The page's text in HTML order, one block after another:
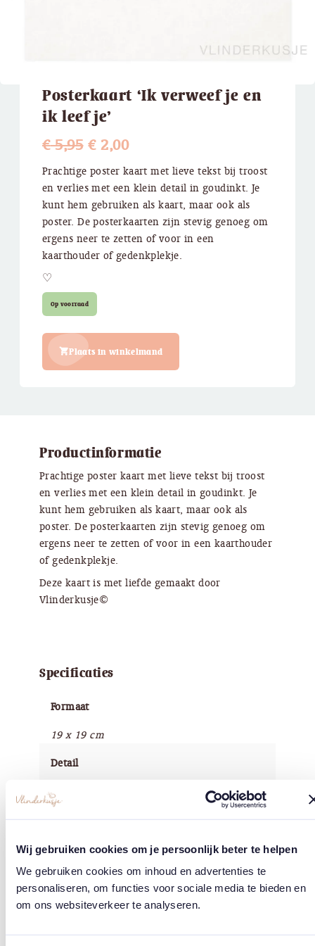
Wij gebruiken cookies om je persoonlijk beter te helpen
We gebruiken cookies om inhoud en advertenties te
personaliseren, om functies voor sociale media te bieden en
om ons websiteverkeer te analyseren.
Posterkaart ‘Ik verweef je en
ik leef je’
€5,95 Oorspronkelijke
prijs
was:
€ 5,95.
€2,00Huidige
prijs
is:
€ 2,00.
Prachtige poster kaart met lieve tekst bij troost
en verlies met een klein detail in goudinkt. Je
kunt hem gebruiken als kaart, maar ook als
poster. De posterkaarten zijn stevig genoeg om
ergens neer te zetten of voor in een
kaarthouder of gedenkplekje.
♡
Op voorraad
Plaats in winkelmand
Productinformatie
Prachtige poster kaart met lieve tekst bij troost
en verlies met een klein detail in goudinkt. Je
kunt hem gebruiken als kaart, maar ook als
poster. De posterkaarten zijn stevig genoeg om
ergens neer te zetten of voor in een kaarthouder
of gedenkplekje.
Deze kaart is met liefde gemaakt door
Vlinderkusje©
Specificaties
Formaat
19 x 19 cm
Detail
Met een klein detail in goudinkt
Papier
350 grs Italiaans organisch geschept papier
Copyright
Vlinderkusje®